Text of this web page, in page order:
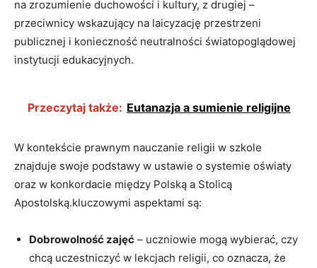
na zrozumienie duchowości i kultury, z drugiej –
przeciwnicy wskazujący na laicyzację przestrzeni
publicznej i konieczność neutralności światopoglądowej
instytucji edukacyjnych.
Przeczytaj także: Eutanazja a sumienie religijne
W kontekście prawnym nauczanie religii w szkole
znajduje swoje podstawy w ustawie o systemie oświaty
oraz w konkordacie między Polską a Stolicą
Apostolską.kluczowymi aspektami są:
Dobrowolność zajęć – uczniowie mogą wybierać, czy
chcą uczestniczyć w lekcjach religii, co oznacza, że